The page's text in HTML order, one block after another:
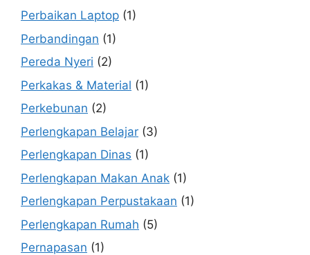
Perbaikan Laptop (1)
Perbandingan (1)
Pereda Nyeri (2)
Perkakas & Material (1)
Perkebunan (2)
Perlengkapan Belajar (3)
Perlengkapan Dinas (1)
Perlengkapan Makan Anak (1)
Perlengkapan Perpustakaan (1)
Perlengkapan Rumah (5)
Pernapasan (1)